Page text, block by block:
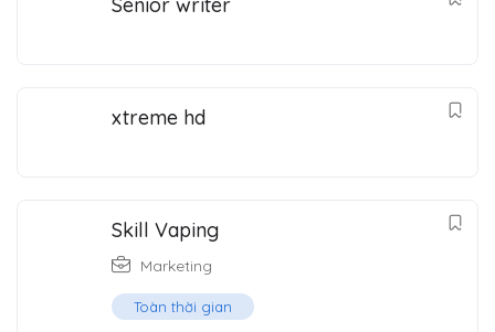
xtreme hd
Skill Vaping
Marketing
Toàn thời gian